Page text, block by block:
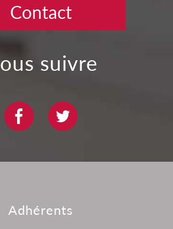
Contact
nous suivre
adhérents